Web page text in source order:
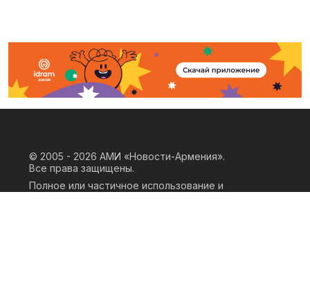
© 2005 - 2026 АМИ «Новости-Армения».
Все права защищены.
Полное или частичное использование и